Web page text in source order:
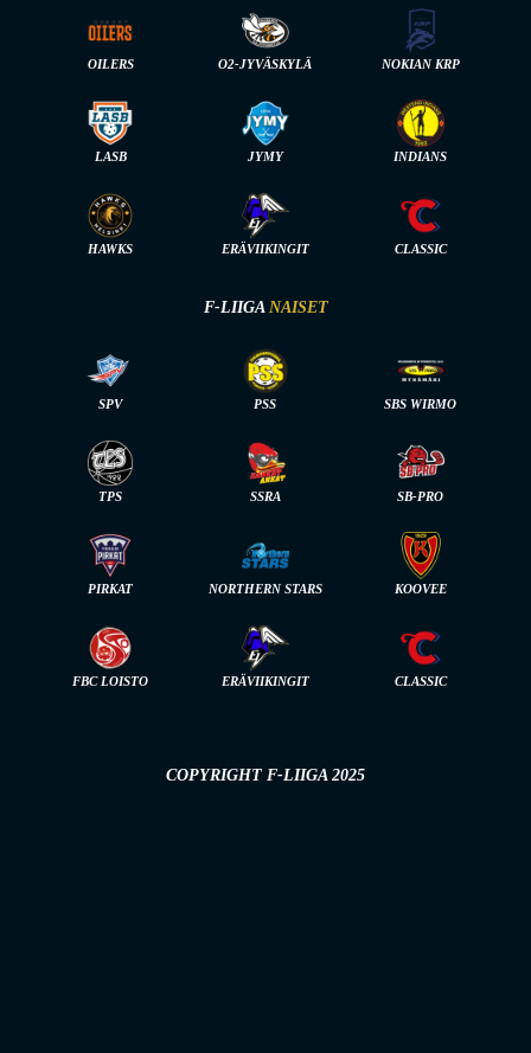
OILERS O2-JYVÄSKYLÄ NOKIAN KRP
LASB JYMY INDIANS
HAWKS ERÄVIIKINGIT CLASSIC
F-LIIGA NAISET
SPV PSS SBS WIRMO
TPS SSRA SB-PRO
PIRKAT NORTHERN STARS KOOVEE
FBC LOISTO ERÄVIIKINGIT CLASSIC
COPYRIGHT F-LIIGA 2025